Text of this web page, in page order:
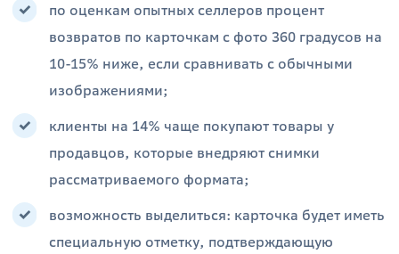
по оценкам опытных селлеров процент
возвратов по карточкам с фото 360 градусов на
10-15% ниже, если сравнивать с обычными
изображениями;
клиенты на 14% чаще покупают товары у
продавцов, которые внедряют снимки
рассматриваемого формата;
возможность выделиться: карточка будет иметь
специальную отметку, подтверждающую